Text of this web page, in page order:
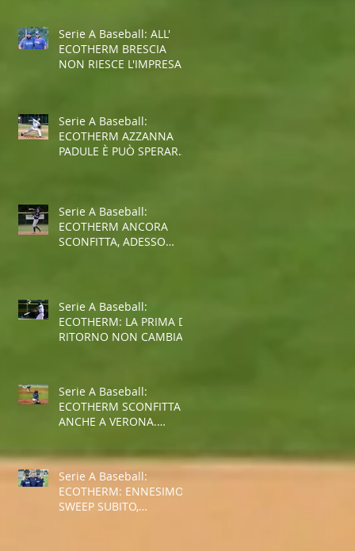
Serie A Baseball: ALL'
ECOTHERM BRESCIA
NON RIESCE L'IMPRESA,
Serie A Baseball:
ECOTHERM AZZANNA
PADULE È PUÒ SPERARE
Serie A Baseball:
ECOTHERM ANCORA
SCONFITTA, ADESSO
Serie A Baseball:
ECOTHERM: LA PRIMA DI
RITORNO NON CAMBIA
Serie A Baseball:
ECOTHERM SCONFITTA
ANCHE A VERONA.
TERMINE
DELL'INTERGIRONE
Serie A Baseball:
ECOTHERM: ENNESIMO
SWEEP SUBITO,